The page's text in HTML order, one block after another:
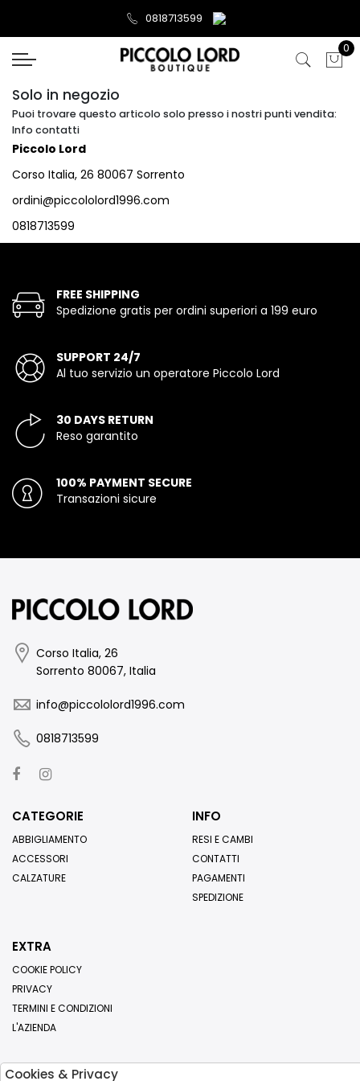
0818713599
0
Solo in negozio
Puoi trovare questo articolo solo presso i nostri punti vendita:
Info contatti
Piccolo Lord
Corso Italia, 26 80067 Sorrento
ordini@piccololord1996.com
0818713599
FREE SHIPPING
Spedizione gratis per ordini superiori a 199 euro
SUPPORT 24/7
Al tuo servizio un operatore Piccolo Lord
30 DAYS RETURN
Reso garantito
100% PAYMENT SECURE
Transazioni sicure
Corso Italia, 26
Sorrento 80067, Italia
info@piccololord1996.com
0818713599
CATEGORIE
ABBIGLIAMENTO
ACCESSORI
CALZATURE
INFO
RESI E CAMBI
CONTATTI
PAGAMENTI
SPEDIZIONE
EXTRA
COOKIE POLICY
PRIVACY
TERMINI E CONDIZIONI
L'AZIENDA
Cookies & Privacy